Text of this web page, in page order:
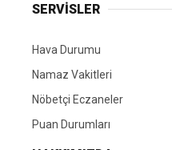
SERVİSLER
Hava Durumu
Namaz Vakitleri
Nöbetçi Eczaneler
Puan Durumları